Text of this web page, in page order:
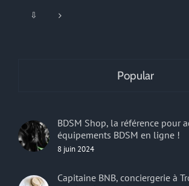
⇩
Popular
BDSM Shop, la référence pour
équipements BDSM en ligne !
8 juin 2024
Capitaine BNB, conciergerie à